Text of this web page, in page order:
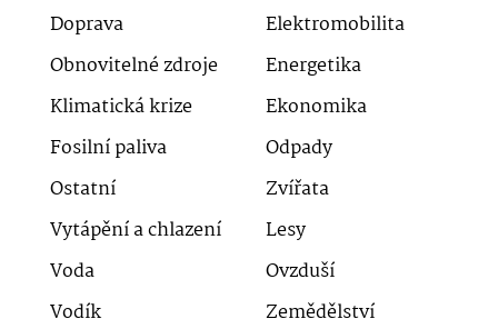
Doprava
Elektromobilita
Obnovitelné zdroje
Energetika
Klimatická krize
Ekonomika
Fosilní paliva
Odpady
Ostatní
Zvířata
Vytápění a chlazení
Lesy
Voda
Ovzduší
Vodík
Zemědělství